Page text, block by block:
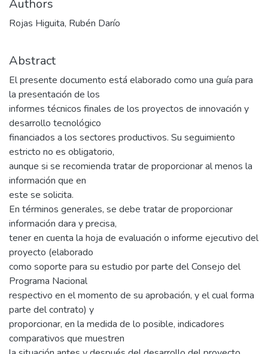
Authors
Rojas Higuita, Rubén Darío
Abstract
El presente documento está elaborado como una guía para
la presentación de los
informes técnicos finales de los proyectos de innovación y
desarrollo tecnológico
financiados a los sectores productivos. Su seguimiento
estricto no es obligatorio,
aunque si se recomienda tratar de proporcionar al menos la
información que en
este se solicita.
En términos generales, se debe tratar de proporcionar
información dara y precisa,
tener en cuenta la hoja de evaluación o informe ejecutivo del
proyecto (elaborado
como soporte para su estudio por parte del Consejo del
Programa Nacional
respectivo en el momento de su aprobación, y el cual forma
parte del contrato) y
proporcionar, en la medida de lo posible, indicadores
comparativos que muestren